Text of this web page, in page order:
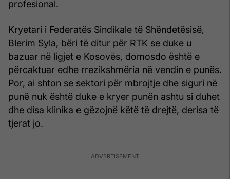
profesional.
Kryetari i Federatës Sindikale të Shëndetësisë,
Blerim Syla, bëri të ditur për RTK se duke u
bazuar në ligjet e Kosovës, domosdo është e
përcaktuar edhe rrezikshmëria në vendin e punës.
Por, ai shton se sektori për mbrojtje dhe siguri në
punë nuk është duke e kryer punën ashtu si duhet
dhe disa klinika e gëzojnë këtë të drejtë, derisa të
tjerat jo.